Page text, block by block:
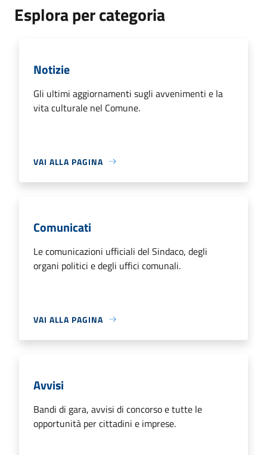
Esplora per categoria
Notizie
Gli ultimi aggiornamenti sugli avvenimenti e la
vita culturale nel Comune.
VAI ALLA PAGINA
Comunicati
Le comunicazioni ufficiali del Sindaco, degli
organi politici e degli uffici comunali.
VAI ALLA PAGINA
Avvisi
Bandi di gara, avvisi di concorso e tutte le
opportunità per cittadini e imprese.